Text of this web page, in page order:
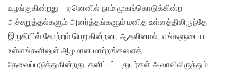
வழங்குகின்றது – ஏனெனில் நாம் முகங்கொடுக்கின்ற
அச்சுறுத்தல்களும் அனர்த்தங்களும் மனித உள்ளத்திலிருந்தே
இறுதியில் தோற்றம் பெறுகின்றன, ஆதலினால், எங்களுடைய
உள்ளங்களினுள் ஆழமான மாற்றங்களைத்
தேவைப்படுத்துகின்றது. தனிப்பட்ட துயர்கள் அவாவிலிருந்தும்